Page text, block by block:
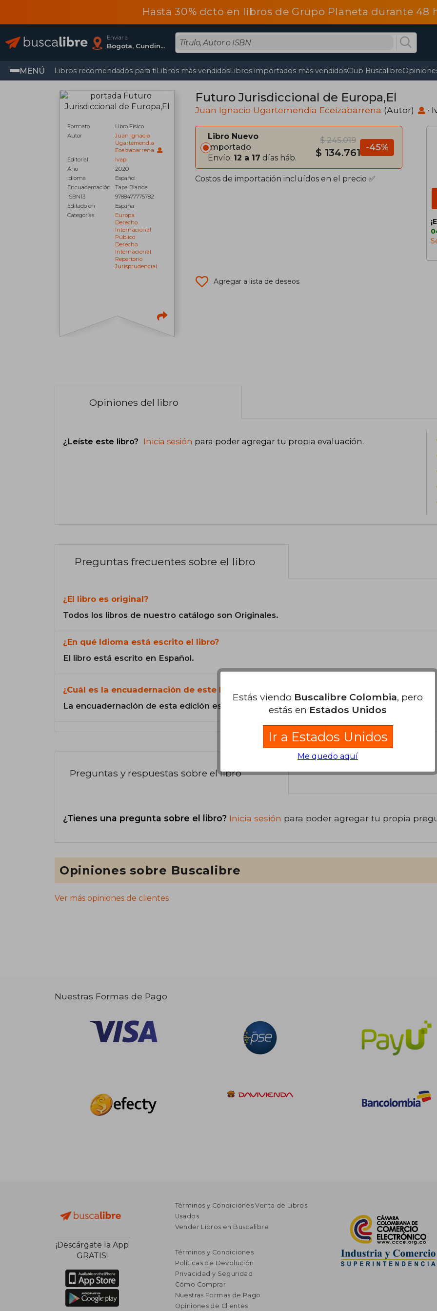
Hasta 30% dcto en libros de Grupo Planeta durante 48
Enviar a
Bogota, Cundinamarca
MENÚ Libros recomendados para tiLibros más vendidosLibros importados más vendidosClub Buscalibre
Formato
Libro Físico
Autor
Juan Ignacio
Ugartemendia
Eceizabarrena
Editorial
Ivap
Año
2020
Idioma
Español
Encuadernación
Tapa Blanda
ISBN13
9788477775782
Editado en
España
Categorías
Europa
Derecho
Internacional
Público
Derecho
Internacional:
Repertorio
Jurisprudencial
Futuro Jurisdiccional de Europa,El
Juan Ignacio Ugartemendia Eceizabarrena (Autor) ·
Libro Nuevo
Importado
Envío: 12 a 17 días háb.
$ 245.019
$ 134.761 -45%
Costos de importación incluídos en el precio ✅
Agregar a lista de deseos
Opiniones del libro
¿Leíste este libro? Inicia sesión para poder agregar tu propia evaluación.
Preguntas frecuentes sobre el libro
¿El libro es original?
Todos los libros de nuestro catálogo son Originales.
¿En qué Idioma está escrito el libro?
El libro está escrito en Español.
¿Cuál es la encuadernación de este libro?
La encuadernación de esta edición es Tapa Blanda.
Preguntas y respuestas sobre el libro
¿Tienes una pregunta sobre el libro? Inicia sesión para poder agregar tu propia
Opiniones sobre Buscalibre
Ver más opiniones de clientes
Nuestras Formas de Pago
¡Descárgate la App
GRATIS!
Términos y Condiciones Venta de Libros
Usados
Vender Libros en Buscalibre
Términos y Condiciones
Políticas de Devolución
Privacidad y Seguridad
Cómo Comprar
Nuestras Formas de Pago
Opiniones de Clientes
Estás viendo Buscalibre Colombia, pero
estás en Estados Unidos
Ir a Estados Unidos
Me quedo aquí